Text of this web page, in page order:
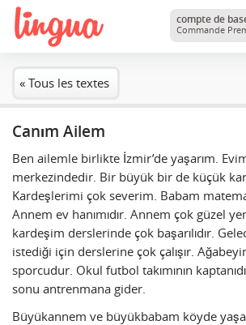
compte de
Commande
« Tous les textes
Canım Ailem
Ben ailemle birlikte İzmir’de yaşarım.
merkezindedir. Bir büyük bir de küçük
Kardeşlerimi çok severim. Babam
Annem ev hanımıdır. Annem çok güzel
kardeşim derslerinde çok başarılıdır.
istediği için derslerine çok çalışır.
sporcudur. Okul futbol takımının
sonu antrenmana gider.
Büyükannem ve büyükbabam köyde